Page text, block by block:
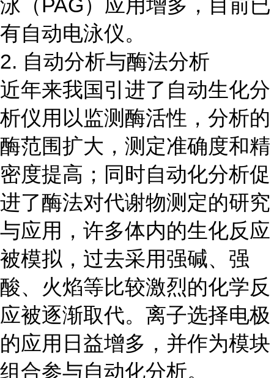
泳（PAG）应用增多，目前已
有自动电泳仪。
2. 自动分析与酶法分析
近年来我国引进了自动生化分
析仪用以监测酶活性，分析的
酶范围扩大，测定准确度和精
密度提高；同时自动化分析促
进了酶法对代谢物测定的研究
与应用，许多体内的生化反应
被模拟，过去采用强碱、强
酸、火焰等比较激烈的化学反
应被逐渐取代。离子选择电极
的应用日益增多，并作为模块
组合参与自动化分析。